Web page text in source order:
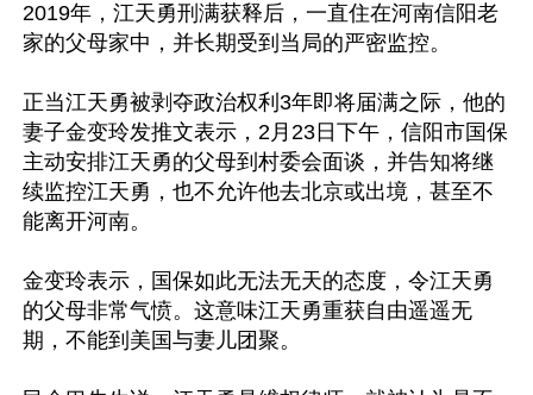
2019年，江天勇刑满获释后，一直住在河南信阳老
家的父母家中，并长期受到当局的严密监控。
正当江天勇被剥夺政治权利3年即将届满之际，他的
妻子金变玲发推文表示，2月23日下午，信阳市国保
主动安排江天勇的父母到村委会面谈，并告知将继
续监控江天勇，也不允许他去北京或出境，甚至不
能离开河南。
金变玲表示，国保如此无法无天的态度，令江天勇
的父母非常气愤。这意味江天勇重获自由遥遥无
期，不能到美国与妻儿团聚。